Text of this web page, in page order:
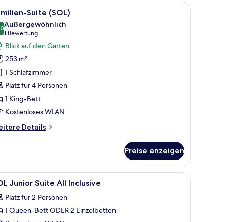
und Sofa, sowie einem Balkon mit Blick.Ein großzügiger Wohnbereich mit einer
8 Suite (SOL)
von 10
Außergewöhnlich
1 Bewertung
(1
Bewertung)
Blick auf den Garten
253 m²
1 Schlafzimmer
Platz für 4 Personen
1 King-Bett
Kostenloses WLAN
Details
Preise anzeigen
Couchtisch und einer Lounge mit Sitzsäcken.
Ein modernes Hotelzimmer mit Bett,
5 Junior Suite All Inclusive
Platz für 2 Personen
1 Queen-Bett ODER 2 Einzelbetten